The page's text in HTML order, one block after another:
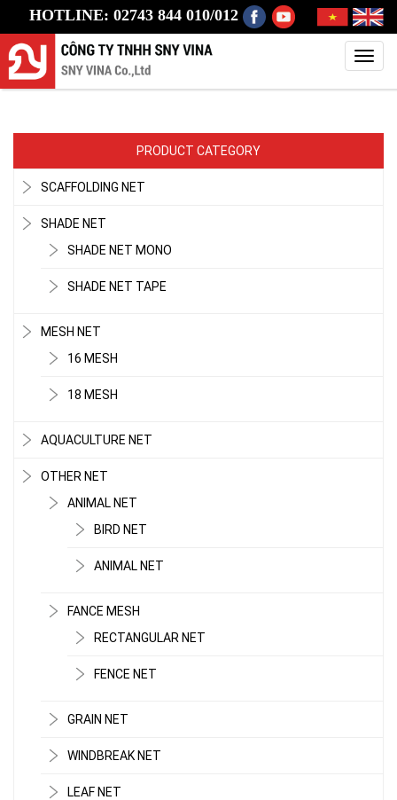
HOTLINE: 02743 844 010/012
PRODUCT CATEGORY
SCAFFOLDING NET
SHADE NET
SHADE NET MONO
SHADE NET TAPE
MESH NET
16 MESH
18 MESH
AQUACULTURE NET
OTHER NET
ANIMAL NET
BIRD NET
ANIMAL NET
FANCE MESH
RECTANGULAR NET
FENCE NET
GRAIN NET
WINDBREAK NET
LEAF NET